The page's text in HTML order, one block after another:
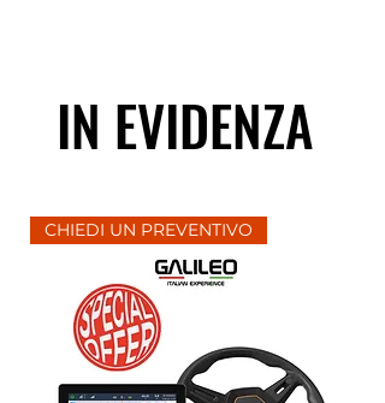
IN EVIDENZA
CHIEDI UN PREVENTIVO